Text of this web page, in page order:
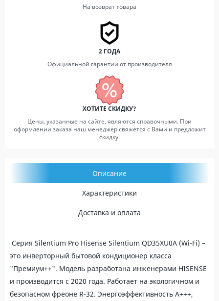
На возврат товара
2 ГОДА
Официальной гарантии от производителя
ХОТИТЕ СКИДКУ?
Цены, указанные на сайте, являются справочными. При
оформлении заказа наш менеджер свяжется с Вами и предложит
скидку.
Описание
Характеристики
Доставка и оплата
Серия Silentium Pro Hisense Silentium QD35XU0A (Wi-Fi) –
это инверторный бытовой кондиционер класса
"Премиум++". Модель разработана инженерами HISENSE
и производится с 2020 года. Работает на экологичном и
безопасном фреоне R-32. Энергоэффективность А+++,